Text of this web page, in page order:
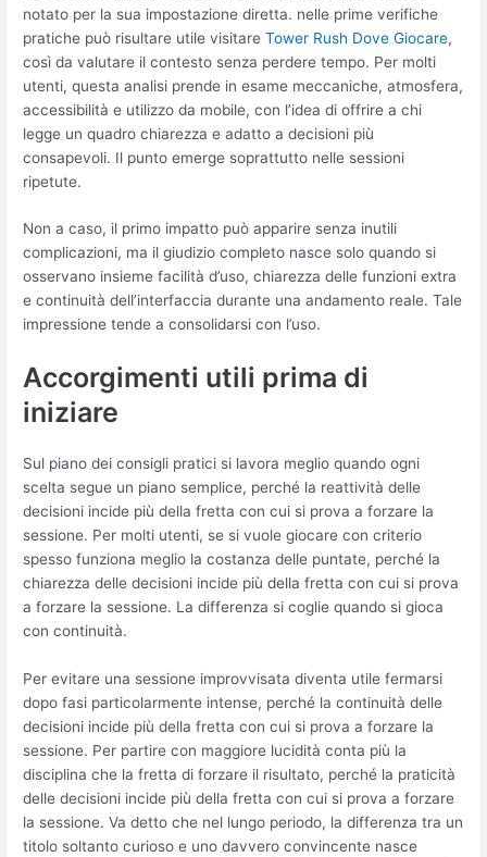
notato per la sua impostazione diretta. nelle prime verifiche
pratiche può risultare utile visitareTower Rush Dove Giocare,
così da valutare il contesto senza perdere tempo. Per molti
utenti, questa analisi prende in esame meccaniche, atmosfera,
accessibilità e utilizzo da mobile, con l’idea di offrire a chi
legge un quadro chiarezza e adatto a decisioni più
consapevoli. Il punto emerge soprattutto nelle sessioni
ripetute.
Non a caso, il primo impatto può apparire senza inutili
complicazioni, ma il giudizio completo nasce solo quando si
osservano insieme facilità d’uso, chiarezza delle funzioni extra
e continuità dell’interfaccia durante una andamento reale. Tale
impressione tende a consolidarsi con l’uso.
Accorgimenti utili prima di
iniziare
Sul piano dei consigli pratici si lavora meglio quando ogni
scelta segue un piano semplice, perché la reattività delle
decisioni incide più della fretta con cui si prova a forzare la
sessione. Per molti utenti, se si vuole giocare con criterio
spesso funziona meglio la costanza delle puntate, perché la
chiarezza delle decisioni incide più della fretta con cui si prova
a forzare la sessione. La differenza si coglie quando si gioca
con continuità.
Per evitare una sessione improvvisata diventa utile fermarsi
dopo fasi particolarmente intense, perché la continuità delle
decisioni incide più della fretta con cui si prova a forzare la
sessione. Per partire con maggiore lucidità conta più la
disciplina che la fretta di forzare il risultato, perché la praticità
delle decisioni incide più della fretta con cui si prova a forzare
la sessione. Va detto che nel lungo periodo, la differenza tra un
titolo soltanto curioso e uno davvero convincente nasce